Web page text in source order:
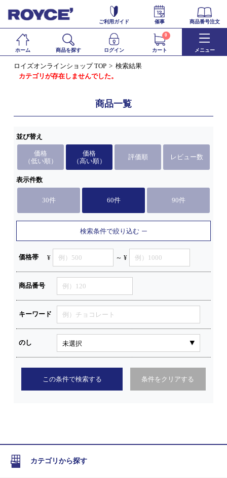
ご利用ガイド 催事 商品番号注文
ホーム 商品を探す ログイン カート
0
メニュー
ロイズオンラインショップ TOP
検索結果
カテゴリが存在しませんでした。
商品一覧
並び替え
価格
（低い順）
価格
（高い順）
評価順 レビュー数
表示件数
30件 60件 90件
検索条件で絞り込む
価格帯 ¥ ～ ¥
商品番号
キーワード
のし
この条件で検索する 条件をクリアする
カテゴリから探す